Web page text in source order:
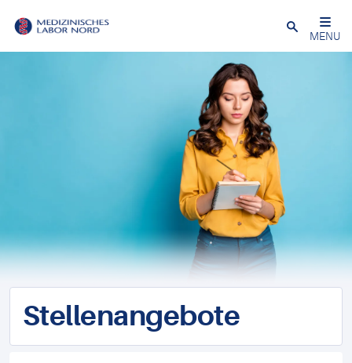
Schließen
MENU
Stellenangebote